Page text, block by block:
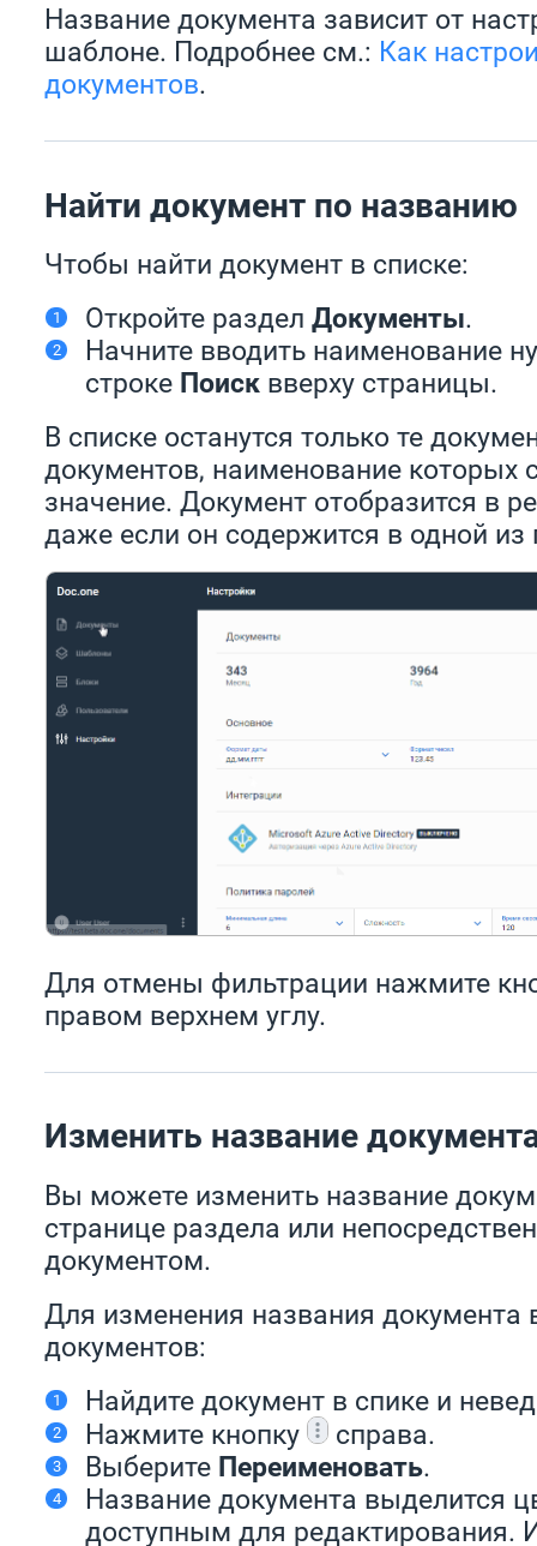
Название документа зависит от
шаблоне. Подробнее см.: Как
документов.
Найти документ по названию
Чтобы найти документ в списке:
Откройте раздел Документы.
Начните вводить наименование
строке Поиск вверху страницы.
В списке останутся только те
документов, наименование которых
значение. Документ отобразится в
даже если он содержится в одной из
Для отмены фильтрации нажмите
правом верхнем углу.
Изменить название
Вы можете изменить название
странице раздела или
документом.
Для изменения названия документа
документов:
Найдите документ в спике и
Нажмите кнопку
справа.
Выберите Переименовать.
Название документа выделится
доступным для редактирования.